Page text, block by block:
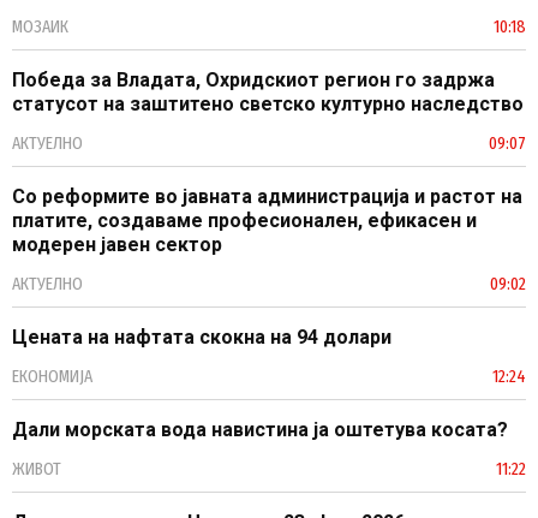
МОЗАИК 10:18
Победа за Владата, Охридскиот регион го задржа
статусот на заштитено светско културно наследство
АКТУЕЛНО 09:07
Со реформите во јавната администрација и растот на
платите, создаваме професионален, ефикасен и
модерен јавен сектор
АКТУЕЛНО 09:02
Цената на нафтата скокна на 94 долари
ЕКОНОМИЈА 12:24
Дали морската вода навистина ја оштетува косата?
ЖИВОТ 11:22